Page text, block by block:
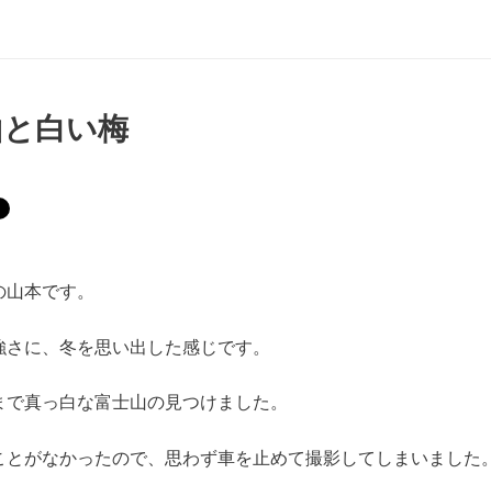
白い梅
本です。
に、冬を思い出した感じです。
真っ白な富士山の見つけました。
がなかったので、思わず車を止めて撮影してしまいました。